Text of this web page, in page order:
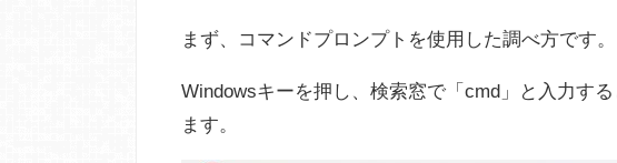
まず、コマンドプロンプトを使用した調べ方です。
Windowsキーを押し、検索窓で「cmd」と入力す
ます。